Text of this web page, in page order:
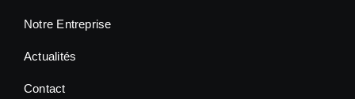
Notre Entreprise
Actualités
Contact